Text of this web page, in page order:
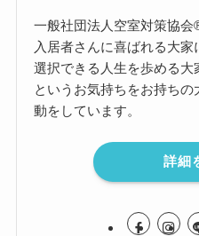
一般社団法人空室対策協
入居者さんに喜ばれる大家
選択できる人生を歩める大
というお気持ちをお持ち
動をしています。
詳細